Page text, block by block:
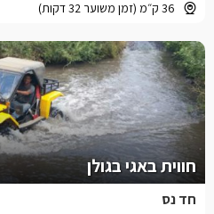
36 ק״מ (זמן משוער 32 דקות)
חווית באגי בגולן
חד נס